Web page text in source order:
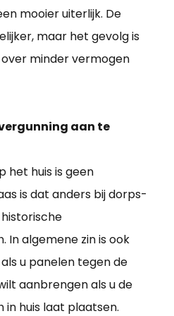
mooier uiterlijk. De
maar het gevolg is
minder vermogen
aan te
het huis is geen
is dat anders bij dorps-
algemene zin is ook
u panelen tegen de
aanbrengen als u de
huis laat plaatsen.